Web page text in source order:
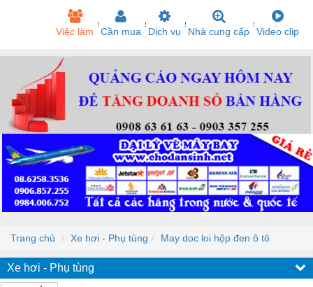
Việc làm Cần mua Dịch vụ Nhà cung cấp Video clip
Trang chủ Xe hơi - Phụ tùng May doc loi hộp đen ô tô
Xe hơi - Phụ tùng